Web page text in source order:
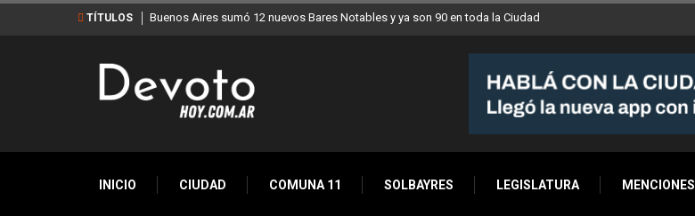
TÍTULOS
Aires sumó 12 nuevos Bares Notables y ya son 90 en toda la CiudadLos stands móviles de la Ciudad llegan esta semana a Villa Devoto
INICIO CIUDAD COMUNA 11 SOLBAYRES LEGISLATURA MENCIONES